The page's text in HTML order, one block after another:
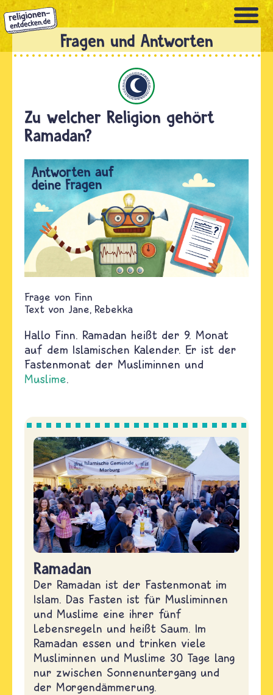
Direkt
zum
Inhalt
Zu welcher Religion gehört
Ramadan?
Finn
Text von Jane Rebekka
Hallo Finn. Ramadan heißt der 9. Monat
auf dem Islamischen Kalender. Er ist der
Fastenmonat der Musliminnen und
Muslime.
Ramadan
Der Ramadan ist der Fastenmonat im
Islam. Das Fasten ist für Musliminnen
und Muslime eine ihrer fünf
Lebensregeln und heißt Saum. Im
Ramadan essen und trinken viele
Musliminnen und Muslime 30 Tage lang
nur zwischen Sonnenuntergang und
der Morgendämmerung.